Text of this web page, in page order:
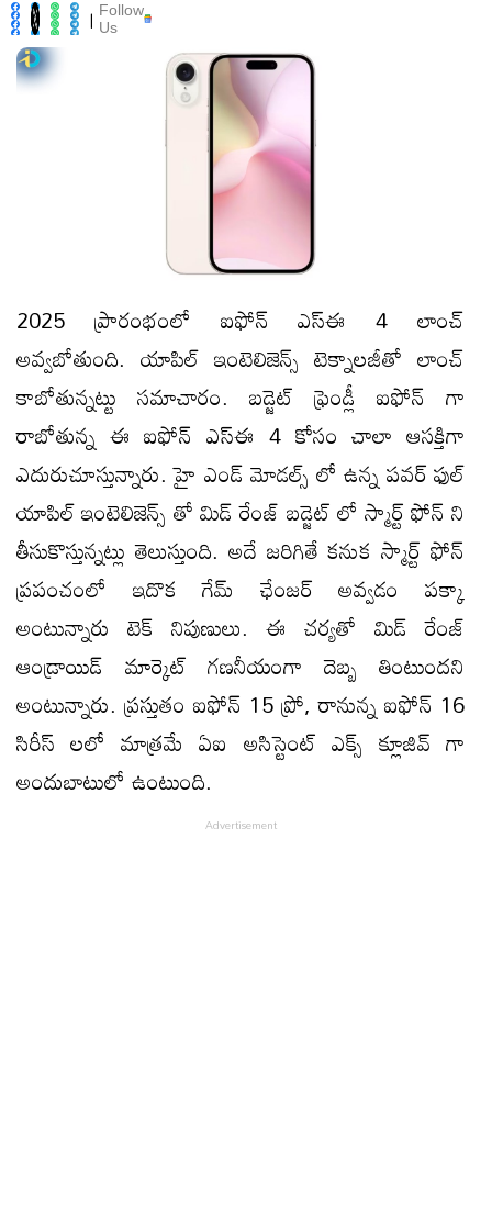
| Follow
Us
2025 ప్రారంభంలో ఐఫోన్ ఎస్ఈ 4 లాంచ్
అవ్వబోతుంది. యాపిల్ ఇంటెలిజెన్స్ టెక్నాలజీతో లాంచ్
కాబోతున్నట్టు సమాచారం. బడ్జెట్ ఫ్రెండ్లీ ఐఫోన్ గా
రాబోతున్న ఈ ఐఫోన్ ఎస్ఈ 4 కోసం చాలా ఆసక్తిగా
ఎదురుచూస్తున్నారు. హై ఎండ్ మోడల్స్ లో ఉన్న పవర్ ఫుల్
యాపిల్ ఇంటెలిజెన్స్ తో మిడ్ రేంజ్ బడ్జెట్ లో స్మార్ట్ ఫోన్ ని
తీసుకొస్తున్నట్లు తెలుస్తుంది. అదే జరిగితే కనుక స్మార్ట్ ఫోన్
ప్రపంచంలో ఇదొక గేమ్ ఛేంజర్ అవ్వడం పక్కా
అంటున్నారు టెక్ నిపుణులు. ఈ చర్యతో మిడ్ రేంజ్
ఆండ్రాయిడ్ మార్కెట్ గణనీయంగా దెబ్బ తింటుందని
అంటున్నారు. ప్రస్తుతం ఐఫోన్ 15 ప్రో, రానున్న ఐఫోన్ 16
సిరీస్ లలో మాత్రమే ఏఐ అసిస్టెంట్ ఎక్స్ క్లూజివ్ గా
అందుబాటులో ఉంటుంది.